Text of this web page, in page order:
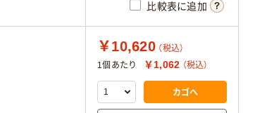
比較表に追加
￥10,620 （税込）
1個あたり
￥1,062 （税込）
カゴへ